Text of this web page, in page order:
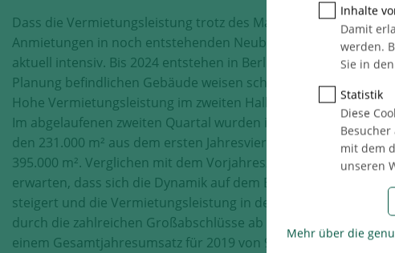
Dass die Vermietungsleistung trotz des Mangels an freien
Anmietungen in noch entstehenden Neubauprojekten. „Zum
aktuell intensiv. Bis 2024 entstehen in Berlin circa 2,8 Mio. m²
Planung befindlichen Gebäude weisen schon jetzt eine hohe
Hohe Vermietungsleistung im zweiten Halbjahr erwartet
Im abgelaufenen zweiten Quartal wurden in Berlin 164.000
den 231.000 m² aus dem ersten Jahresviertel ergibt sich nach
395.000 m². Verglichen mit dem Vorjahreszeitraum ergibt sich
erwarten, dass sich die Dynamik auf dem Berliner Büromarkt
steigert und die Vermietungsleistung in der zweiten
durch die zahlreichen Großabschlüsse ab 15.000 m², die kurz
einem Gesamtjahresumsatz für 2019 von 900.000 m²“, erklärt
Inhalte
Damit
werden.
Sie in
Statistik
Diese
mit dem
unseren
Mehr über die